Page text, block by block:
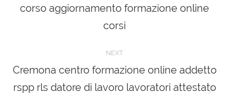
post:
corso aggiornamento formazione online
corsi
NEXT
Cremona centro formazione online addetto
rspp rls datore di lavoro lavoratori attestato